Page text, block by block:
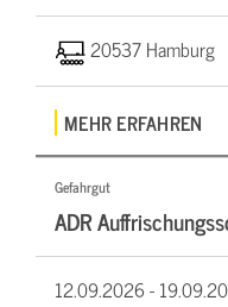
20537 Hamburg
MEHR ERFAHREN
Gefahrgut
ADR
12.09.2026 -